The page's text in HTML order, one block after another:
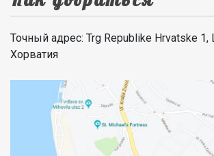
Точный адрес: Trg Republike Hrvatske
Хорватия